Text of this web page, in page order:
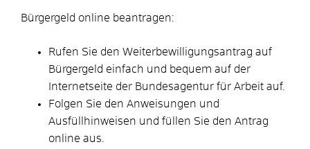
Bürgergeld online beantragen:
Rufen Sie den Weiterbewilligungsantrag auf
Bürgergeld einfach und bequem auf der
Internetseite der Bundesagentur für Arbeit auf.
Folgen Sie den Anweisungen und
Ausfüllhinweisen und füllen Sie den Antrag
online aus.